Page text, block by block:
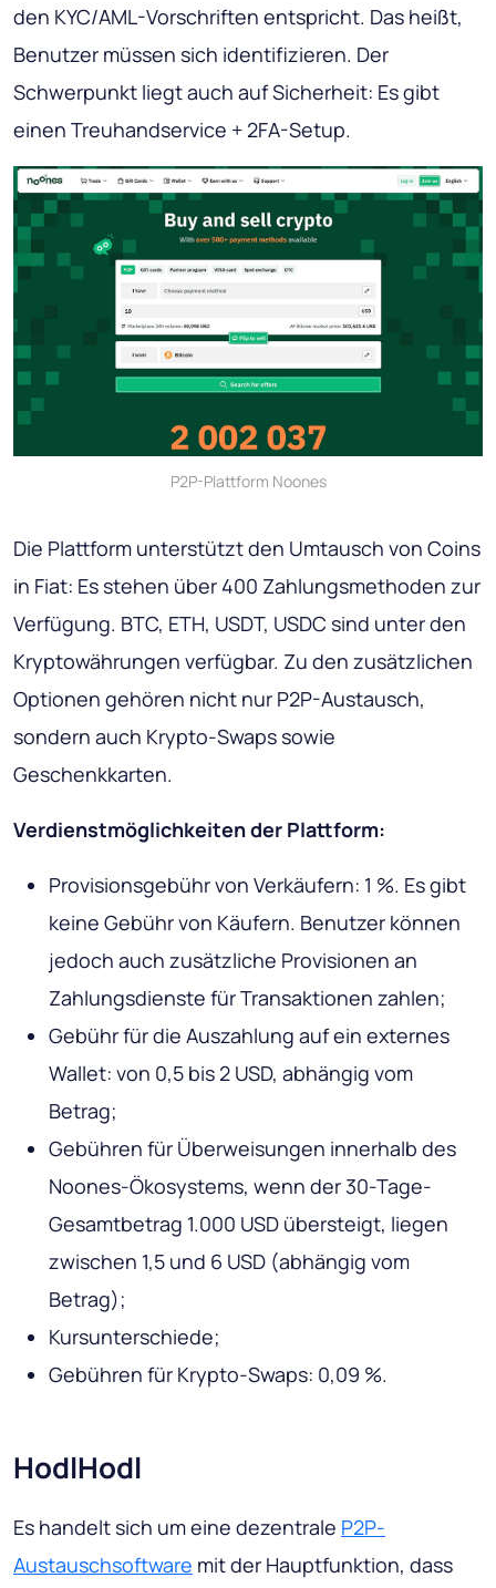
den KYC/AML-Vorschriften entspricht. Das heißt,
Benutzer müssen sich identifizieren. Der
Schwerpunkt liegt auch auf Sicherheit: Es gibt
einen Treuhandservice + 2FA-Setup.
P2P-Plattform Noones
Die Plattform unterstützt den Umtausch von Coins
in Fiat: Es stehen über 400 Zahlungsmethoden zur
Verfügung. BTC, ETH, USDT, USDC sind unter den
Kryptowährungen verfügbar. Zu den zusätzlichen
Optionen gehören nicht nur P2P-Austausch,
sondern auch Krypto-Swaps sowie
Geschenkkarten.
Verdienstmöglichkeiten der Plattform:
Provisionsgebühr von Verkäufern: 1 %. Es gibt
keine Gebühr von Käufern. Benutzer können
jedoch auch zusätzliche Provisionen an
Zahlungsdienste für Transaktionen zahlen;
Gebühr für die Auszahlung auf ein externes
Wallet: von 0,5 bis 2 USD, abhängig vom
Betrag;
Gebühren für Überweisungen innerhalb des
Noones-Ökosystems, wenn der 30-Tage-
Gesamtbetrag 1.000 USD übersteigt, liegen
zwischen 1,5 und 6 USD (abhängig vom
Betrag);
Kursunterschiede;
Gebühren für Krypto-Swaps: 0,09 %.
HodlHodl
Es handelt sich um eine dezentrale P2P-
Austauschsoftware mit der Hauptfunktion, dass